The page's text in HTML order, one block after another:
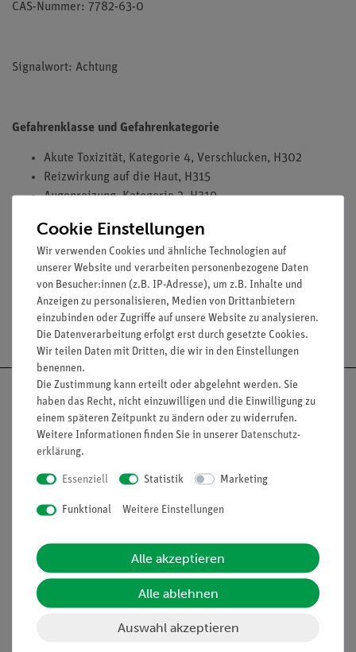
CAS-Nummer: 7782-63-0
Signalwort: Achtung
Gefahrenklasse und Gefahrenkategorie
Akute Toxizität, Kategorie 4, Verschlucken, H302
Reizwirkung auf die Haut, H315
Augenreizung, Kategorie 2, H319
Media / Downloads
Versandkostenfrei ab 300,- €
Nach oben
Informationen
Projekte und Lösungen
Übersicht Service
Beratung & Showroom
Einräumservice
Cookie Einstellungen
Wir verwenden Cookies und ähnliche Technologien auf
unserer Website und verarbeiten personenbezogene Daten
von Besucher:innen (z.B. IP-Adresse), um z.B. Inhalte und
Anzeigen zu personalisieren, Medien von Drittanbietern
einzubinden oder Zugriffe auf unsere Website zu analysieren.
Die Datenverarbeitung erfolgt erst durch gesetzte Cookies.
Wir teilen Daten mit Dritten, die wir in den Einstellungen
benennen.
Die Zustimmung kann erteilt oder abgelehnt werden. Sie
haben das Recht, nicht einzuwilligen und die Einwilligung zu
einem späteren Zeitpunkt zu ändern oder zu widerrufen.
Weitere Informationen finden Sie in unserer Daten­schutz­
erklärung.
Essenziell Statistik Marketing
Funktional Weitere Einstellungen
Alle akzeptieren
Alle ablehnen
Auswahl akzeptieren